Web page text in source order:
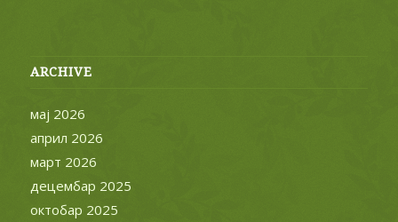
ARCHIVE
мај 2026
април 2026
март 2026
децембар 2025
октобар 2025